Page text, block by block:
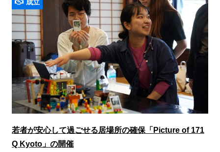
成立
若者が安心して過ごせる居場所の確保「Picture of 171
Q Kyoto」の開催